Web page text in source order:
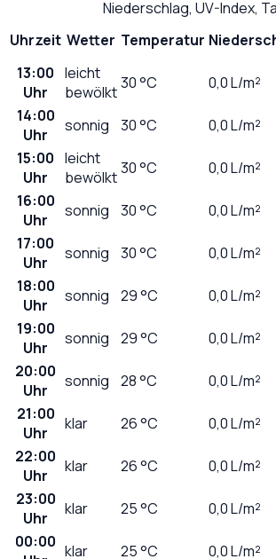
Niederschlag, UV-Index,
Uhrzeit Wetter Temperatur
13:00
Uhr
leicht
bewölkt30°C 0,0L/m²
14:00
Uhr
sonnig 30°C 0,0L/m²
15:00
Uhr
leicht
bewölkt30°C 0,0L/m²
16:00
Uhr
sonnig 30°C 0,0L/m²
17:00
Uhr
sonnig 30°C 0,0L/m²
18:00
Uhr
sonnig 29°C 0,0L/m²
19:00
Uhr
sonnig 29°C 0,0L/m²
20:00
Uhr
sonnig 28°C 0,0L/m²
21:00
Uhr
klar 26°C 0,0L/m²
22:00
Uhr
klar 26°C 0,0L/m²
23:00
Uhr
klar 25°C 0,0L/m²
00:00 klar 25°C 0,0L/m²